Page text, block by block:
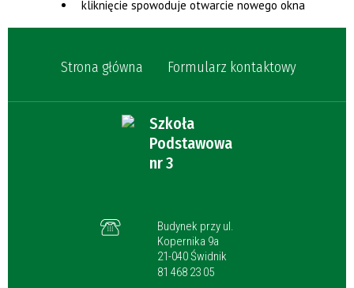
Strona główna Formularz kontaktowy
Szkoła
Podstawowa
nr 3
Budynek przy ul.
Kopernika 9a
21-040 Świdnik
81 468 23 05